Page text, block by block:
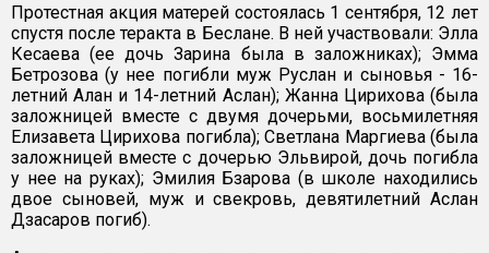
Протестная акция матерей состоялась 1 сентября, 12 лет
спустя после теракта в Беслане. В ней участвовали: Элла
Кесаева (ее дочь Зарина была в заложниках); Эмма
Бетрозова (у нее погибли муж Руслан и сыновья - 16-
летний Алан и 14-летний Аслан); Жанна Цирихова (была
заложницей вместе с двумя дочерьми, восьмилетняя
Елизавета Цирихова погибла); Светлана Маргиева (была
заложницей вместе с дочерью Эльвирой, дочь погибла
у нее на руках); Эмилия Бзарова (в школе находились
двое сыновей, муж и свекровь, девятилетний Аслан
Дзасаров погиб).